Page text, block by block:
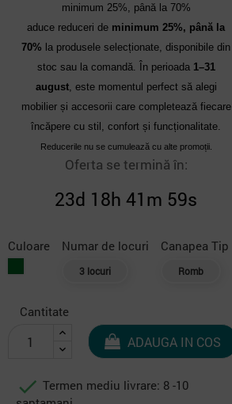
minimum 25%, până la 70%
aduce reduceri de minimum 25%, până la
70% la produsele selecționate, disponibile din
stoc sau la comandă. În perioada 1–31
august, este momentul perfect să alegi
mobilier și accesorii care completează fiecare
încăpere cu stil, confort și funcționalitate.
Reducerile nu se cumulează cu alte promoții.
Oferta se termină în:
23d 18h 41m 58s
Culoare Numar de locuri
3 locuri
Canapea Tip
Romb
Cantitate
ADAUGA IN COS
 Termen mediu livrare: 8 -10